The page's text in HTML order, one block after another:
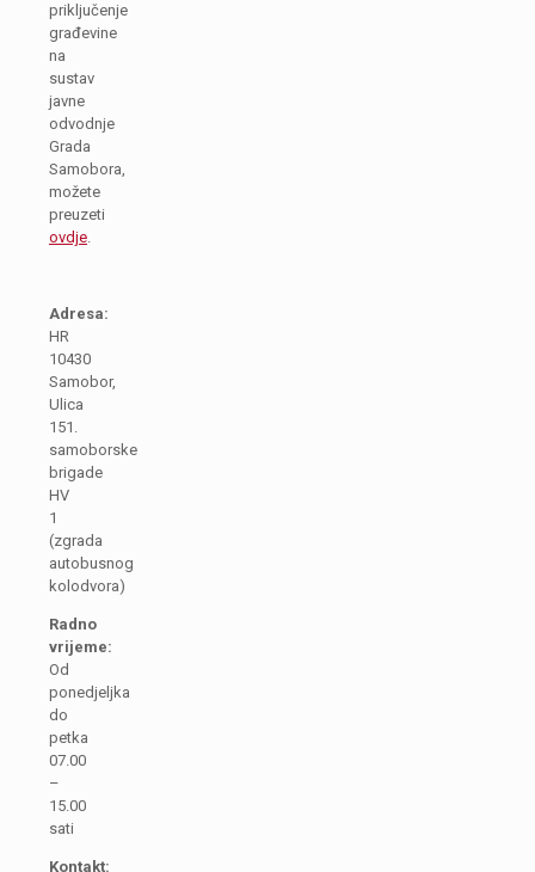
priključenje
građevine
na
sustav
javne
odvodnje
Grada
Samobora,
možete
preuzeti
ovdje.
Adresa:
HR
10430
Samobor,
Ulica
151.
samoborske
brigade
HV
1
(zgrada
autobusnog
kolodvora)
Radno
vrijeme:
Od
ponedjeljka
do
petka
07.00
–
15.00
sati
Kontakt: